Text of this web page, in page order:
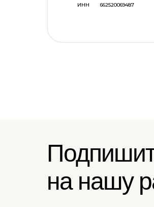
ИНН 662520069487
на нашу